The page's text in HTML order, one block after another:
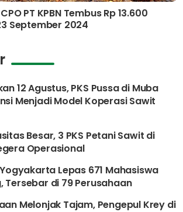
PT KPBN Tembus Rp 13.600
September 2024
12 Agustus, PKS Pussa di Muba
Menjadi Model Koperasi Sawit
Besar, 3 PKS Petani Sawit di
Operasional
Lepas 671 Mahasiswa
Tersebar di 79 Perusahaan
Melonjak Tajam, Pengepul Krey di